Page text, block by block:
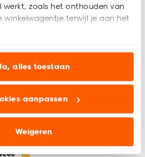
werkt, zoals het onthouden van
winkelwagentje terwijl je aan het
(optioneel) helpen ons de
voor jou en al onze andere
(optioneel) laten jou
en aanbiedingen zien op
communicatie.
alles toestaan
aanpassen
Weigeren
Pedaalemmer Organic
4.8(10)
20.-